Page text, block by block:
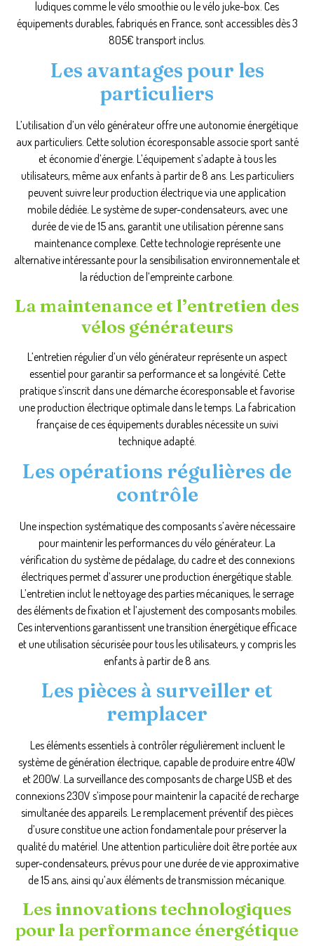
ludiques comme le vélo smoothie ou le vélo juke-box. Ces
équipements durables, fabriqués en France, sont accessibles dès 3
805€ transport inclus.
Les avantages pour les
particuliers
L’utilisation d’un vélo générateur offre une autonomie énergétique
aux particuliers. Cette solution écoresponsable associe sport santé
et économie d’énergie. L’équipement s’adapte à tous les
utilisateurs, même aux enfants à partir de 8 ans. Les particuliers
peuvent suivre leur production électrique via une application
mobile dédiée. Le système de super-condensateurs, avec une
durée de vie de 15 ans, garantit une utilisation pérenne sans
maintenance complexe. Cette technologie représente une
alternative intéressante pour la sensibilisation environnementale et
la réduction de l’empreinte carbone.
La maintenance et l’entretien des
vélos générateurs
L’entretien régulier d’un vélo générateur représente un aspect
essentiel pour garantir sa performance et sa longévité. Cette
pratique s’inscrit dans une démarche écoresponsable et favorise
une production électrique optimale dans le temps. La fabrication
française de ces équipements durables nécessite un suivi
technique adapté.
Les opérations régulières de
contrôle
Une inspection systématique des composants s’avère nécessaire
pour maintenir les performances du vélo générateur. La
vérification du système de pédalage, du cadre et des connexions
électriques permet d’assurer une production énergétique stable.
L’entretien inclut le nettoyage des parties mécaniques, le serrage
des éléments de fixation et l’ajustement des composants mobiles.
Ces interventions garantissent une transition énergétique efficace
et une utilisation sécurisée pour tous les utilisateurs, y compris les
enfants à partir de 8 ans.
Les pièces à surveiller et
remplacer
Les éléments essentiels à contrôler régulièrement incluent le
système de génération électrique, capable de produire entre 40W
et 200W. La surveillance des composants de charge USB et des
connexions 230V s’impose pour maintenir la capacité de recharge
simultanée des appareils. Le remplacement préventif des pièces
d’usure constitue une action fondamentale pour préserver la
qualité du matériel. Une attention particulière doit être portée aux
super-condensateurs, prévus pour une durée de vie approximative
de 15 ans, ainsi qu’aux éléments de transmission mécanique.
Les innovations technologiques
pour la performance énergétique